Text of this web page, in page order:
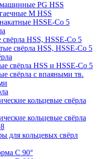
PG HSS
M HSS
HSSE-Co 5
HSS, HSSE-Co 5
свёрла HSS, HSSE-Co 5
свёрла HSS и HSSE-Co 5
свёрла с впаяными тв.
кольцевые свёрла
кольцевые свёрла
для кольцевых свёрл
С 90°